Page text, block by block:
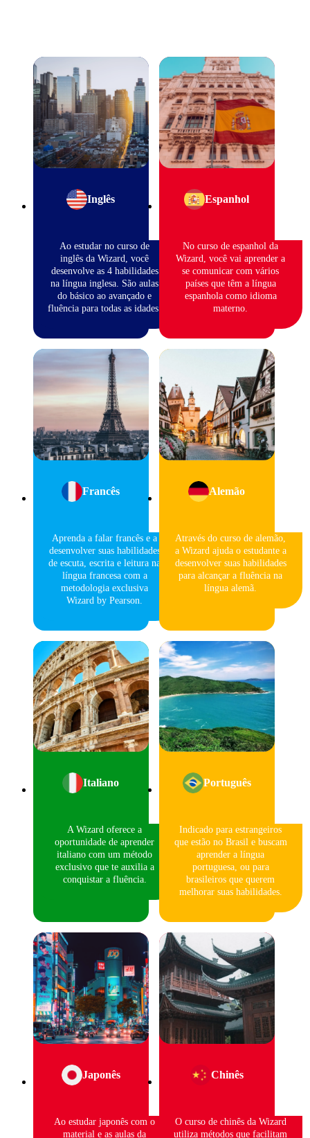
Inglês
Ao estudar no curso de
inglês da Wizard, você
desenvolve as 4 habilidades
na língua inglesa. São aulas
do básico ao avançado e
fluência para todas as idades.
Espanhol
No curso de espanhol da
Wizard, você vai aprender a
se comunicar com vários
países que têm a língua
espanhola como idioma
materno.
Francês
Aprenda a falar francês e a
desenvolver suas habilidades
de escuta, escrita e leitura na
língua francesa com a
metodologia exclusiva
Wizard by Pearson.
Alemão
Através do curso de alemão,
a Wizard ajuda o estudante a
desenvolver suas habilidades
para alcançar a fluência na
língua alemã.
Italiano
A Wizard oferece a
oportunidade de aprender
italiano com um método
exclusivo que te auxilia a
conquistar a fluência.
Português
Indicado para estrangeiros
que estão no Brasil e buscam
aprender a língua
portuguesa, ou para
brasileiros que querem
melhorar suas habilidades.
Japonês
Ao estudar japonês com o
material e as aulas da
Chinês
O curso de chinês da Wizard
utiliza métodos que facilitam